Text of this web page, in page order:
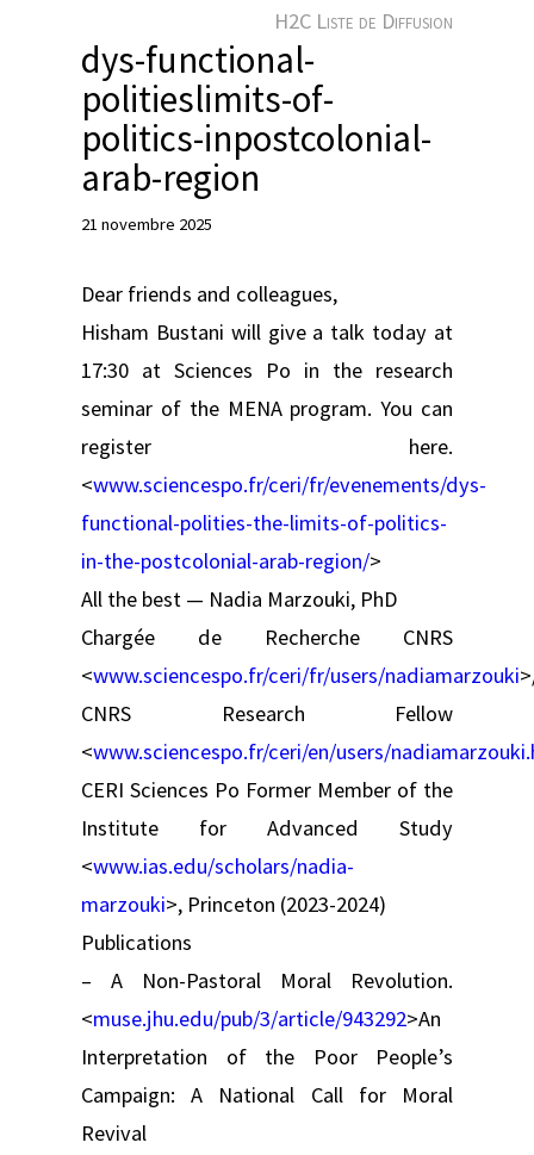
H2C Liste de Diffusion
dys-functional-
politieslimits-of-
politics-inpostcolonial-
arab-region
21 novembre 2025
Dear friends and colleagues,
Hisham Bustani will give a talk today at
17:30 at Sciences Po in the research
seminar of the MENA program. You can
register here.
<www.sciencespo.fr/ceri/fr/evenements/dys-
functional-polities-the-limits-of-politics-
in-the-postcolonial-arab-region/>
All the best — Nadia Marzouki, PhD
Chargée de Recherche CNRS
<www.sciencespo.fr/ceri/fr/users/nadiamarzouki
CNRS Research Fellow
<www.sciencespo.fr/ceri/en/users/
CERI Sciences Po Former Member of the
Institute for Advanced Study
<www.ias.edu/scholars/nadia-
marzouki>, Princeton (2023-2024)
Publications
– A Non-Pastoral Moral Revolution.
<muse.jhu.edu/pub/3/article/943292>An
Interpretation of the Poor People’s
Campaign: A National Call for Moral
Revival